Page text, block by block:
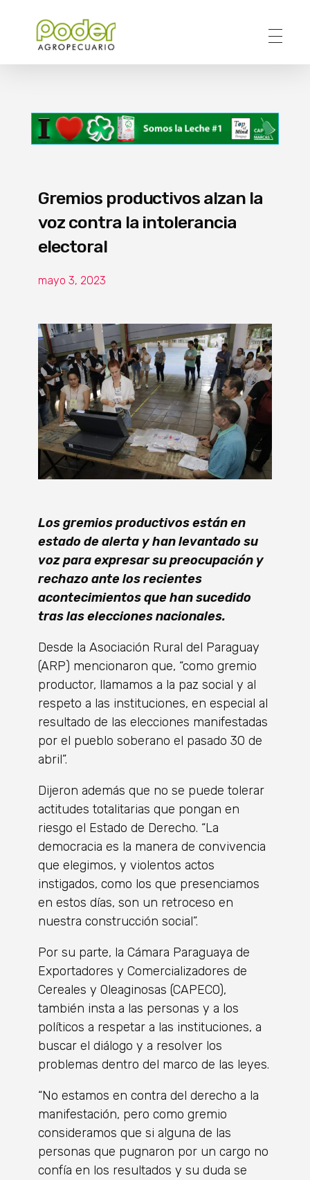
Gremios productivos alzan la
voz contra la intolerancia
electoral
mayo 3, 2023
Los gremios productivos están en
estado de alerta y han levantado su
voz para expresar su preocupación y
rechazo ante los recientes
acontecimientos que han sucedido
tras las elecciones nacionales.
Desde la Asociación Rural del Paraguay
(ARP) mencionaron que, “como gremio
productor, llamamos a la paz social y al
respeto a las instituciones, en especial al
resultado de las elecciones manifestadas
por el pueblo soberano el pasado 30 de
abril”.
Dijeron además que no se puede tolerar
actitudes totalitarias que pongan en
riesgo el Estado de Derecho. “La
democracia es la manera de convivencia
que elegimos, y violentos actos
instigados, como los que presenciamos
en estos días, son un retroceso en
nuestra construcción social”.
Por su parte, la Cámara Paraguaya de
Exportadores y Comercializadores de
Cereales y Oleaginosas (CAPECO),
también insta a las personas y a los
políticos a respetar a las instituciones, a
buscar el diálogo y a resolver los
problemas dentro del marco de las leyes.
“No estamos en contra del derecho a la
manifestación, pero como gremio
consideramos que si alguna de las
personas que pugnaron por un cargo no
confía en los resultados y su duda se